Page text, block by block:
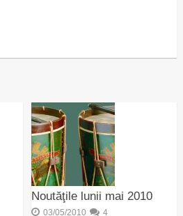
Noutăţile lunii mai 2010
03/05/2010 4